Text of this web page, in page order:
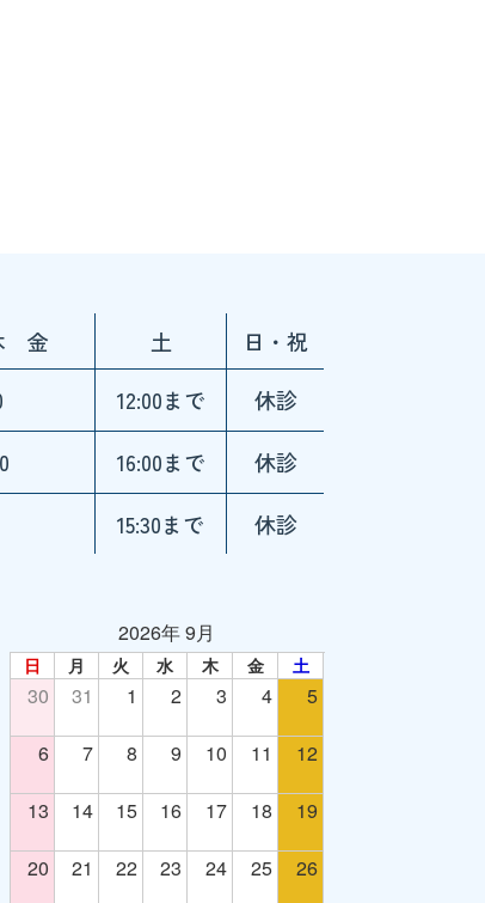
金 土 日・祝
12:00まで
休診
16:00まで
休診
15:30まで 休診
2026年 9月
日 月 火 水 木 金 土
30 31 1 2 3 4 5
6 7 8 9 10 11 12
13 14 15 16 17 18 19
20 21 22 23 24 25 26